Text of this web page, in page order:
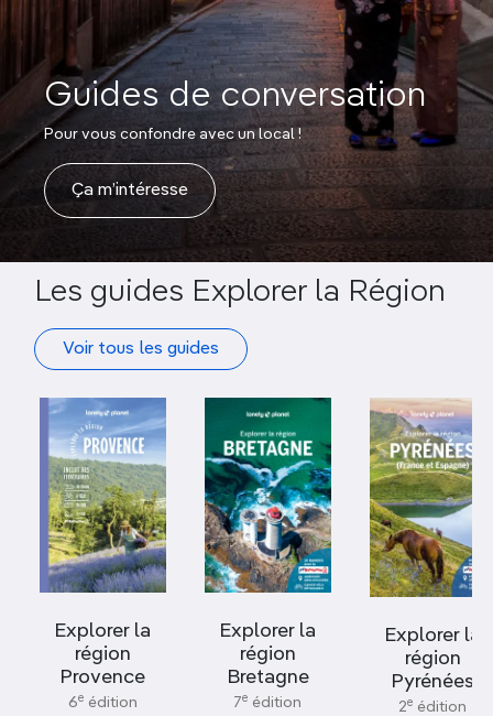
Guides de conversation
Pour vous confondre avec un local !
Ça m’intéresse
Les guides Explorer la Région
Explorer la
région
Provence
6e édition
Explorer la
région
Bretagne
7e édition
Explorer la
région
Pyrénées
2e édition
Voir tous les guides